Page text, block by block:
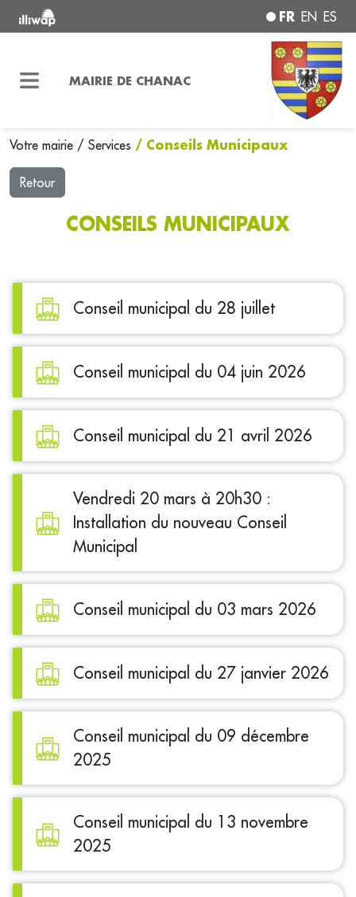
FR EN ES
MAIRIE DE CHANAC
Votre mairie / Services / Conseils Municipaux
Retour
CONSEILS MUNICIPAUX
Conseil municipal du 28 juillet
Conseil municipal du 04 juin 2026
Conseil municipal du 21 avril 2026
Vendredi 20 mars à 20h30 :
Installation du nouveau Conseil
Municipal
Conseil municipal du 03 mars 2026
Conseil municipal du 27 janvier 2026
Conseil municipal du 09 décembre
2025
Conseil municipal du 13 novembre
2025